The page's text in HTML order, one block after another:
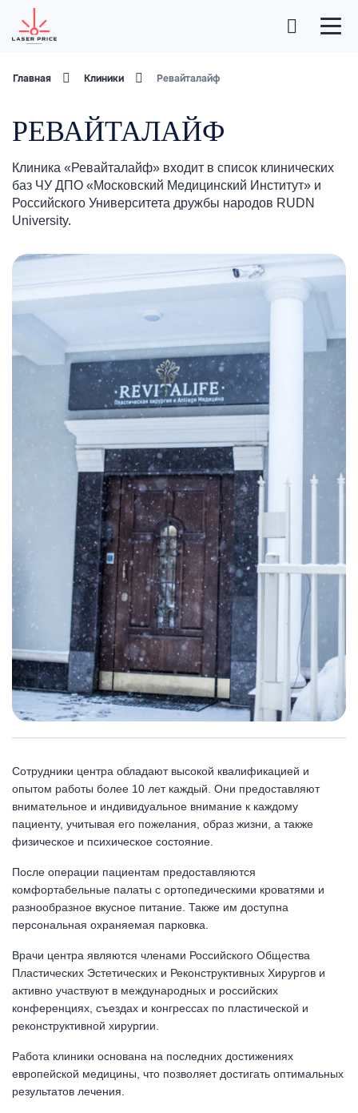
Главная Клиники Ревайталайф
РЕВАЙТАЛАЙФ
Клиника «Ревайталайф» входит в список клинических
баз ЧУ ДПО «Московский Медицинский Институт» и
Российского Университета дружбы народов RUDN
University.
Сотрудники центра обладают высокой квалификацией и
опытом работы более 10 лет каждый. Они предоставляют
внимательное и индивидуальное внимание к каждому
пациенту, учитывая его пожелания, образ жизни, а также
физическое и психическое состояние.
После операции пациентам предоставляются
комфортабельные палаты с ортопедическими кроватями и
разнообразное вкусное питание. Также им доступна
персональная охраняемая парковка.
Врачи центра являются членами Российского Общества
Пластических Эстетических и Реконструктивных Хирургов и
активно участвуют в международных и российских
конференциях, съездах и конгрессах по пластической и
реконструктивной хирургии.
Работа клиники основана на последних достижениях
европейской медицины, что позволяет достигать оптимальных
результатов лечения.